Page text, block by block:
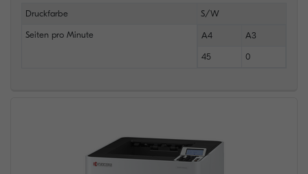
Druckfarbe S/W
Seiten pro Minute A4 A3
45 0